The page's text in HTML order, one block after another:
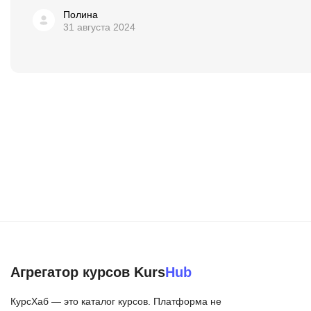
Полина
31 августа 2024
Агрегатор курсов KursHub
КурсХаб — это каталог курсов. Платформа не